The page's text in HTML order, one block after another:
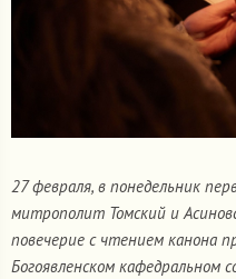
27 февраля, в понедельник
митрополит Томский и
повечерие с чтением канона
Богоявленском кафедральном